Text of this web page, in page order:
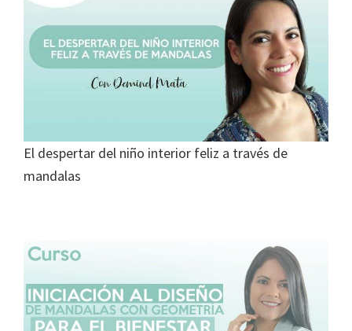
El despertar del niño interior feliz a través de
mandalas